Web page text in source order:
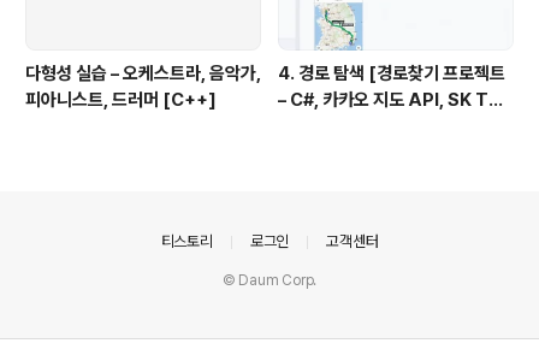
다형성 실습 – 오케스트라, 음악가,
피아니스트, 드러머 [C++]
4. 경로 탐색 [경로찾기 프로젝트
– C#, 카카오 지도 API, SK TM
티스토리 로그인 고객센터
© Daum Corp.